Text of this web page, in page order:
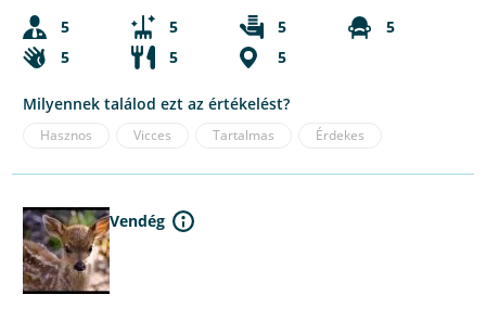
5
5 5
5
5
5 5
Milyennek találod ezt az értékelést?
Hasznos Vicces Tartalmas Érdekes
Vendég